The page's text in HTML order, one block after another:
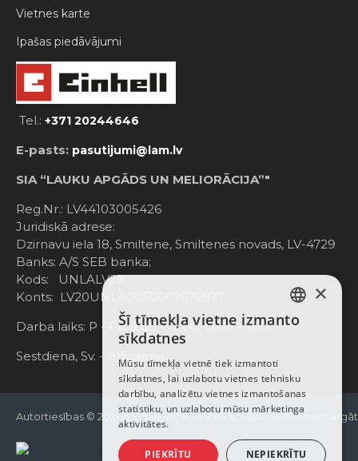
Vietnes karte
Ipašas piedāvājumi
Tel.: +371 20244646
E-pasts: pasutijumi@lam.lv
SIA “LAUKU APGĀDS UN MELIORĀCIJA”"
Reg.Nr.: LV44103005426
Juridiskā adrese:
Dzirnavu iela 18, Smiltene, Smiltenes novads, LV-4729
Banks: A/S SEB banka;
Kods: UNLALV2X
Konts: LV20UNLA0050007676877
Darba laiks: P - Pk. 8:00 - 12:00; 13:00 - 17:00
Sestdiena, Sv. - Brīvdiena
Autortiesības © 2021-2025, www.e-einhell.lv, Visas tiesības
LATVIAN
ENGLISH
×
Šī tīmekļa vietne izmanto
sīkdatnes
Mūsu tīmekļa vietnē tiek izmantoti
sīkdatnes, lai uzlabotu vietnes tehnisku
darbību, analizētu vietnes izmantošanas
statistiku, un uzlabotu mūsu mārketinga
aktivitātes.
PIEKRĪTU NEPIEKRĪTU